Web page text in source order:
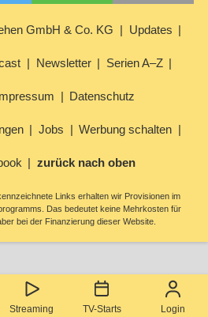
Streaming TV-Starts Login
GmbH & Co. KG Updates
Newsletter Serien A–Z
Datenschutz
Jobs Werbung schalten
zurück nach oben
Links erhalten wir Provisionen im
Das bedeutet keine Mehrkosten für
bei der Finanzierung dieser Website.